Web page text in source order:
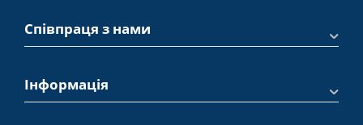
Співпраця з нами
Інформація